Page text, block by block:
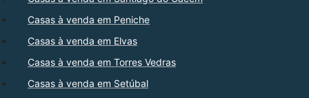
Casas à venda em Peniche
Casas à venda em Elvas
Casas à venda em Torres Vedras
Casas à venda em Setúbal